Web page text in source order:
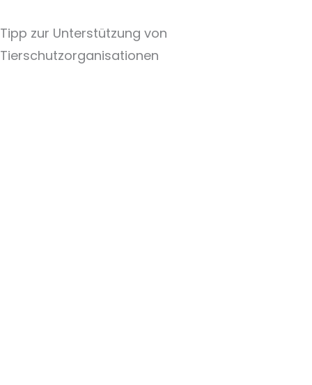
Tipp zur Unterstützung von
Tierschutzorganisationen